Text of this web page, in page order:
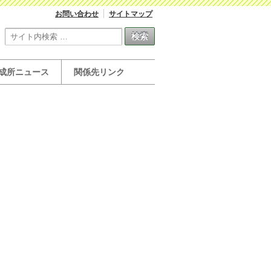
お問い合わせ サイトマップ
所ニュース 関係先リンク